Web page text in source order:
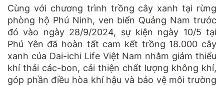
Cùng với chương trình trồng cây xanh tại rừng
phòng hộ Phú Ninh, ven biển Quảng Nam trước
đó vào ngày 28/9/2024, sự kiện ngày 10/5 tại
Phú Yên đã hoàn tất cam kết trồng 18.000 cây
xanh của Dai-ichi Life Việt Nam nhằm giảm thiểu
khí thải các-bon, cải thiện chất lượng không khí,
góp phần điều hòa khí hậu và bảo vệ môi trường